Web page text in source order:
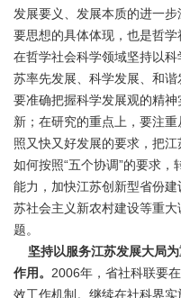
发展要义、发展本质的进一
要思想的具体体现，也是哲学
在哲学社会科学领域坚持以
苏率先发展、科学发展、和谐
要准确把握科学发展观的精
新；在研究的重点上，要注
照又快又好发展的要求，把
如何按照“五个协调”的要求
能力，加快江苏创新型省份
苏社会主义新农村建设等重
题。
坚持以服务江苏发展大局
作用。 2006年，省社科联要
效工作机制。继续在社科界